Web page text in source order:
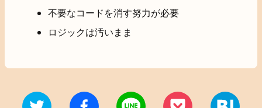
不要なコードを消す努力が必要
ロジックは汚いまま